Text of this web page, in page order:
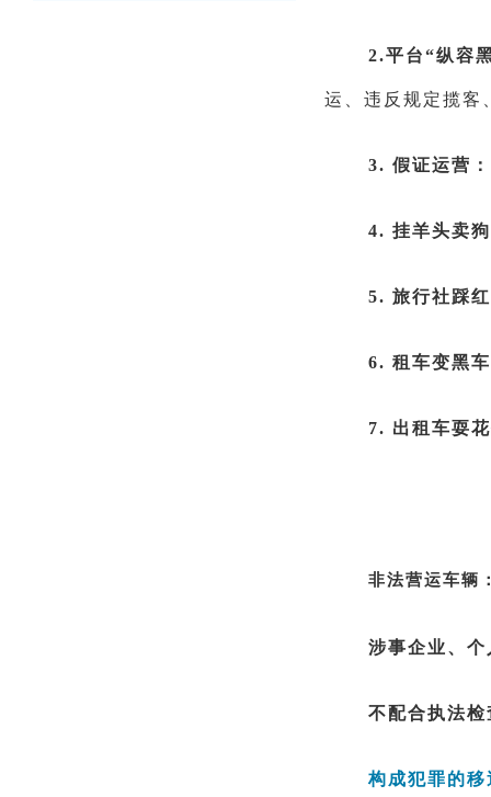
2.平台“纵容
运、违反规定揽客
3. 假证运营：
4. 挂羊头卖
5. 旅行社踩
6. 租车变黑
7. 出租车耍
非法营运车辆
涉事企业、个
不配合执法检
构成犯罪的